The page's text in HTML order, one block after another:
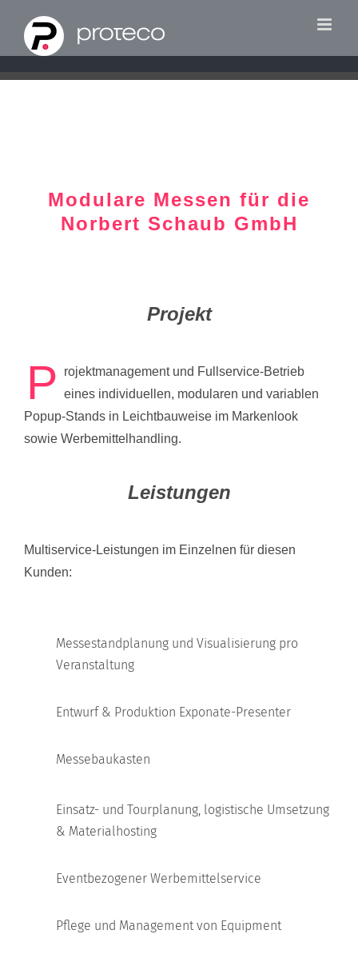
Inhalt
springen
Modulare Messen für die
Norbert Schaub GmbH
Projekt
P
rojektmanagement und Fullservice-Betrieb
eines individuellen, modularen und variablen
Popup-Stands in Leichtbauweise im Markenlook
sowie Werbemittelhandling.
Leistungen
Multiservice-Leistungen im Einzelnen für diesen
Kunden:
Messestandplanung und Visualisierung pro
Veranstaltung
Entwurf & Produktion Exponate-Presenter
Messebaukasten
Einsatz- und Tourplanung, logistische Umsetzung
& Materialhosting
Eventbezogener Werbemittelservice
Pflege und Management von Equipment